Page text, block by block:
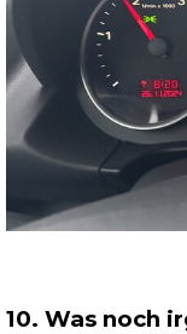
10. Was noch